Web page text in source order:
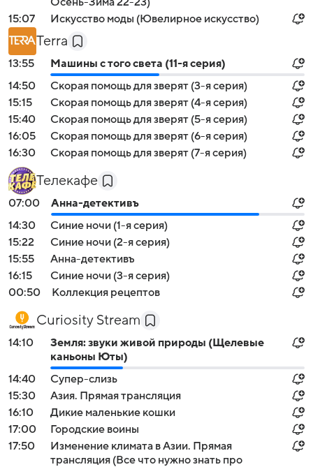
15:07
Искусство моды (Ювелирное искусство)
Terra
13:55
Машины с того света (11-я серия)
14:50
Скорая помощь для зверят (3-я серия)
15:15
Скорая помощь для зверят (4-я серия)
15:40
Скорая помощь для зверят (5-я серия)
16:05
Скорая помощь для зверят (6-я серия)
16:30
Скорая помощь для зверят (7-я серия)
Телекафе
07:00
Анна-детективъ
14:30
Синие ночи (1-я серия)
15:22
Синие ночи (2-я серия)
15:55
Анна-детективъ
16:15
Синие ночи (3-я серия)
00:50
Коллекция рецептов
Curiosity Stream
14:10
Земля: звуки живой природы (Щелевые
каньоны Юты)
14:40
Супер-слизь
15:30
Азия. Прямая трансляция
16:10
Дикие маленькие кошки
17:00
Городские воины
17:50
Изменение климата в Азии. Прямая
трансляция (Все что нужно знать про